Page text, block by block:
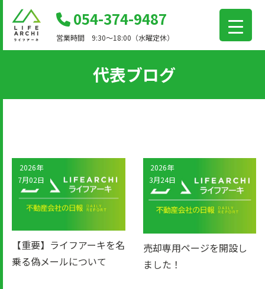
054-374-9487
営業時間 9:30～18:00（水曜定休）
代表ブログ
2026年
7月02日
【重要】ライフアーキを名
乗る偽メールについて
2026年
3月24日
売却専用ページを開設し
ました！